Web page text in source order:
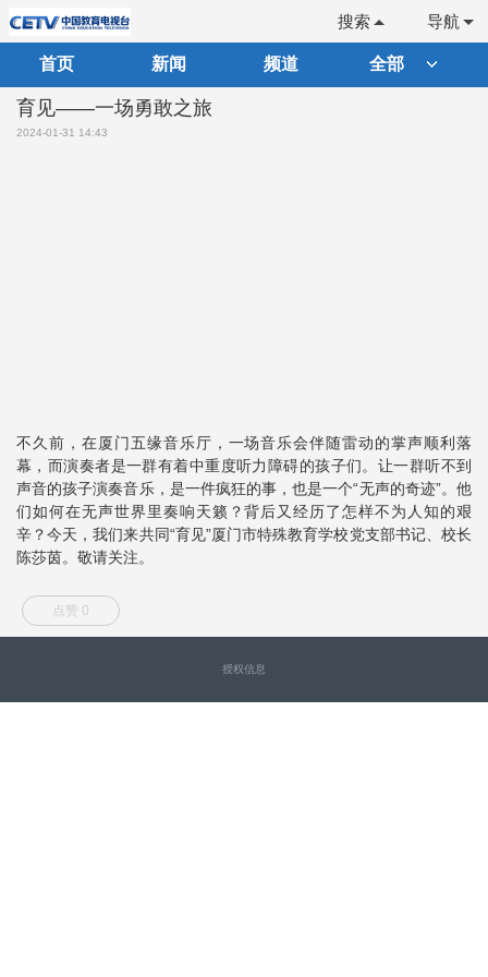
导航
搜索
首页 新闻 频道 全部
育见——一场勇敢之旅
2024-01-31 14:43
不久前，在厦门五缘音乐厅，一场音乐会伴随雷动的掌声顺利落
幕，而演奏者是一群有着中重度听力障碍的孩子们。让一群听不到
声音的孩子演奏音乐，是一件疯狂的事，也是一个“无声的奇迹”。他
们如何在无声世界里奏响天籁？背后又经历了怎样不为人知的艰
辛？今天，我们来共同“育见”厦门市特殊教育学校党支部书记、校长
陈莎茵。敬请关注。
点赞 0
授权信息